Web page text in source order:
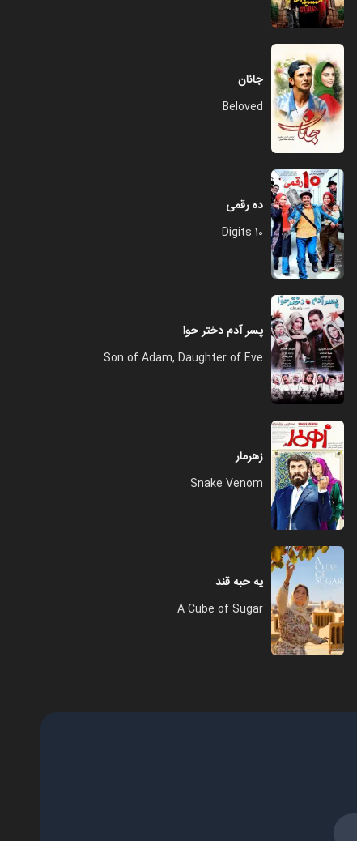
جانان
Beloved
ده رقمی
10 Digits
پسر آدم دختر حوا
Son of Adam, Daughter of Eve
زهرمار
Snake Venom
یه حبه قند
A Cube of Sugar